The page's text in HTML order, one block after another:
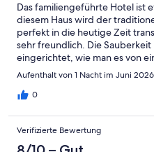
Das familiengeführte Hotel ist
diesem Haus wird der
perfekt in die heutige Zeit
sehr freundlich. Die
eingerichtet, wie man es von
Kühlschrank vorhanden und es
Aufenthaltsraum unten sind
Renovierungszustand ist für
Wir haben uns hier sehr wohl
Raumgestaltung auf ****
Aufenthalt von 1 Nacht im Juni 2026
0
Verifizierte Bewertung